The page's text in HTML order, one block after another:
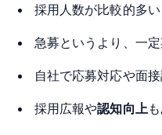
採用人数が比較的多い
急募というより、一
自社で応募対応や面
採用広報や認知向上